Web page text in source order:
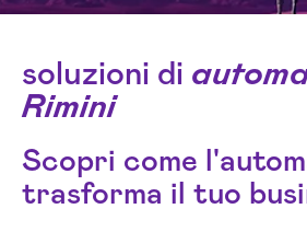
soluzioni di
Rimini
Scopri come
trasforma il tuo